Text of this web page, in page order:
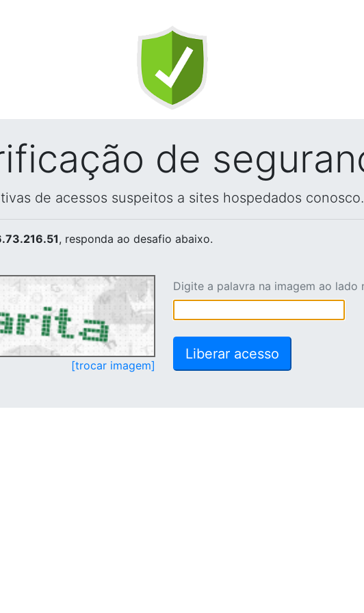
de
de acessos suspeitos a sites hospedados conosco.
, responda ao desafio abaixo.
[trocar imagem]
Digite a palavra na imagem ao lado